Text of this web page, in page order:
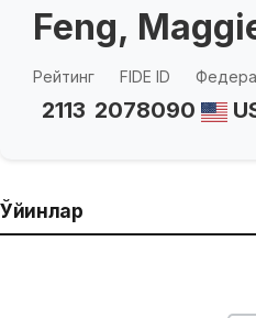
Feng,
Рейтинг
2113
FIDE ID
2078090
Ўйинлар